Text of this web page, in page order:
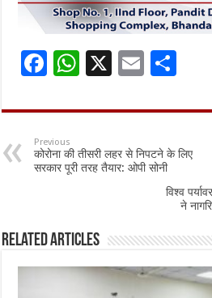
F
e
b
o
W
at
sA
p
X
E
ai ar
e
Previous
कोरोना की तीसरी लहर से निपटने के लिए
सरकार पूरी तरह तैयार: ओपी सोनी
विश्व
ने
Related Articles